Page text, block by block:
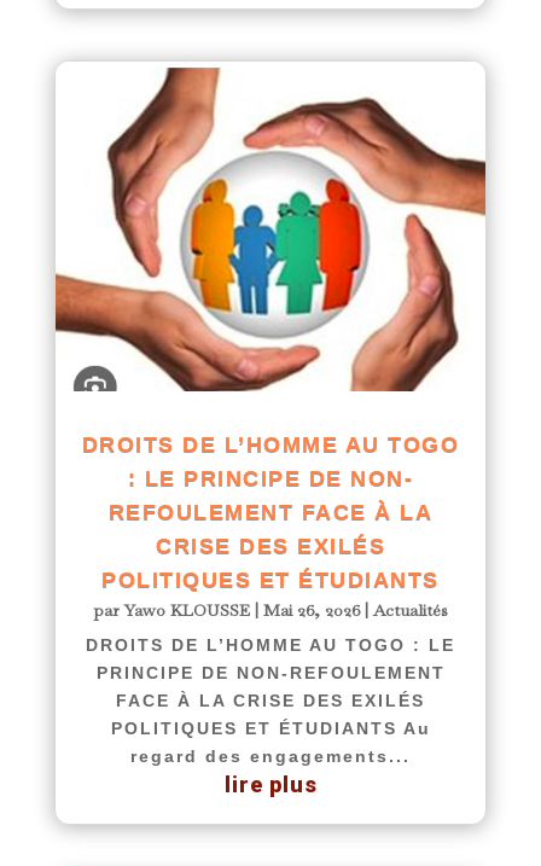
DROITS DE L’HOMME AU TOGO
: LE PRINCIPE DE NON-
REFOULEMENT FACE À LA
CRISE DES EXILÉS
POLITIQUES ET ÉTUDIANTS
parYawo KLOUSSE| Mai 26, 2026|Actualités
DROITS DE L’HOMME AU TOGO : LE
PRINCIPE DE NON-REFOULEMENT
FACE À LA CRISE DES EXILÉS
POLITIQUES ET ÉTUDIANTS Au
regard des engagements...
lire plus